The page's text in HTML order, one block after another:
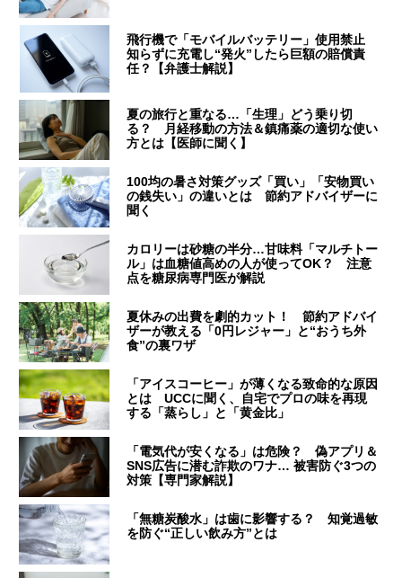
飛行機で「モバイルバッテリー」使用禁止
知らずに充電し“発火”したら巨額の賠償責
任？【弁護士解説】
夏の旅行と重なる…「生理」どう乗り切
る？ 月経移動の方法＆鎮痛薬の適切な使い
方とは【医師に聞く】
100均の暑さ対策グッズ「買い」「安物買い
の銭失い」の違いとは 節約アドバイザーに
聞く
カロリーは砂糖の半分…甘味料「マルチトー
ル」は血糖値高めの人が使ってOK？ 注意
点を糖尿病専門医が解説
夏休みの出費を劇的カット！ 節約アドバイ
ザーが教える「0円レジャー」と“おうち外
食”の裏ワザ
「アイスコーヒー」が薄くなる致命的な原因
とは UCCに聞く、自宅でプロの味を再現
する「蒸らし」と「黄金比」
「電気代が安くなる」は危険？ 偽アプリ＆
SNS広告に潜む詐欺のワナ… 被害防ぐ3つの
対策【専門家解説】
「無糖炭酸水」は歯に影響する？ 知覚過敏
を防ぐ“正しい飲み方”とは